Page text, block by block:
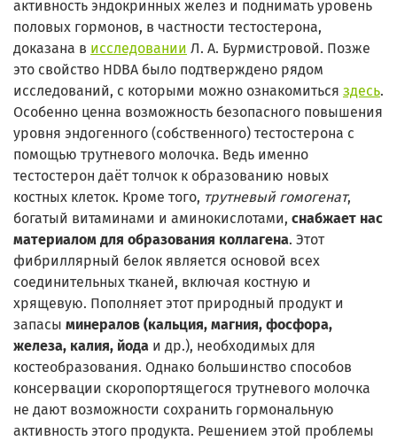
активность эндокринных желез и поднимать уровень
половых гормонов, в частности тестостерона,
доказана в исследовании Л. А. Бурмистровой. Позже
это свойство HDBA было подтверждено рядом
исследований, с которыми можно ознакомиться здесь.
Особенно ценна возможность безопасного повышения
уровня эндогенного (собственного) тестостерона с
помощью трутневого молочка. Ведь именно
тестостерон даёт толчок к образованию новых
костных клеток. Кроме того, трутневый гомогенат,
богатый витаминами и аминокислотами, снабжает нас
материалом для образования коллагена. Этот
фибриллярный белок является основой всех
соединительных тканей, включая костную и
хрящевую. Пополняет этот природный продукт и
запасы минералов (кальция, магния, фосфора,
железа, калия, йода и др.), необходимых для
костеобразования. Однако большинство способов
консервации скоропортящегося трутневого молочка
не дают возможности сохранить гормональную
активность этого продукта. Решением этой проблемы